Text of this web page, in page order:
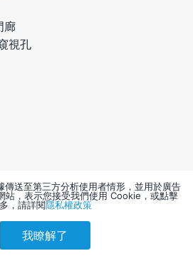
刷卡優惠 會員訂購
廊
視孔
務
送至第三方分析使用者情形，並用於廣告
站，表示您接受我們使用 Cookie，或點擊
，請詳閱隱私權政策
我瞭解了